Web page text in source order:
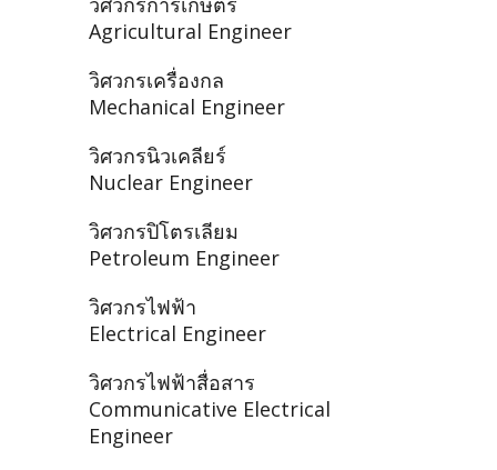
Agricultural Engineer
วิศวกรเครื่องกล
Mechanical Engineer
วิศวกรนิวเคลียร์
Nuclear Engineer
วิศวกรปิโตรเลียม
Petroleum Engineer
วิศวกรไฟฟ้า
Electrical Engineer
วิศวกรไฟฟ้าสื่อสาร
Communicative Electrical
Engineer